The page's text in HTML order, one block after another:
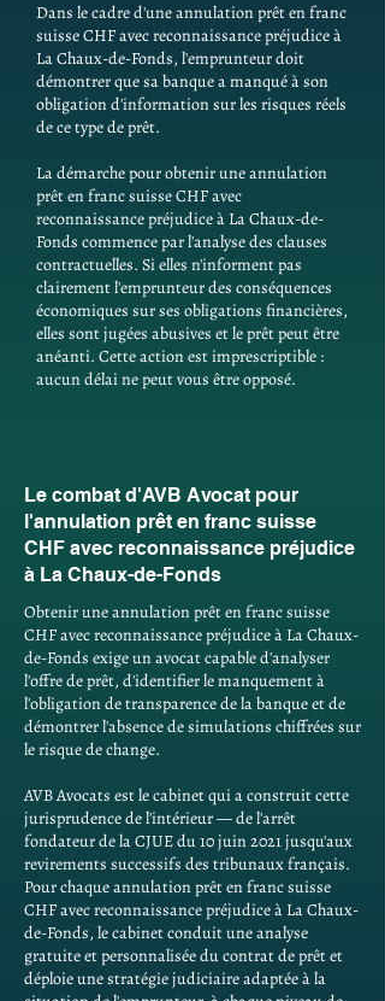
Dans le cadre d'une annulation prêt en franc
suisse CHF avec reconnaissance préjudice à
La Chaux-de-Fonds, l'emprunteur doit
démontrer que sa banque a manqué à son
obligation d'information sur les risques réels
de ce type de prêt.
La démarche pour obtenir une annulation
prêt en franc suisse CHF avec
reconnaissance préjudice à La Chaux-de-
Fonds commence par l'analyse des clauses
contractuelles. Si elles n'informent pas
clairement l'emprunteur des conséquences
économiques sur ses obligations financières,
elles sont jugées abusives et le prêt peut être
anéanti. Cette action est imprescriptible :
aucun délai ne peut vous être opposé.
Le combat d'AVB Avocat pour
l'annulation prêt en franc suisse
CHF avec reconnaissance préjudice
à La Chaux-de-Fonds
Obtenir une annulation prêt en franc suisse
CHF avec reconnaissance préjudice à La Chaux-
de-Fonds exige un avocat capable d'analyser
l'offre de prêt, d'identifier le manquement à
l'obligation de transparence de la banque et de
démontrer l'absence de simulations chiffrées sur
le risque de change.
AVB Avocats est le cabinet qui a construit cette
jurisprudence de l'intérieur — de l'arrêt
fondateur de la CJUE du 10 juin 2021 jusqu'aux
revirements successifs des tribunaux français.
Pour chaque annulation prêt en franc suisse
CHF avec reconnaissance préjudice à La Chaux-
de-Fonds, le cabinet conduit une analyse
gratuite et personnalisée du contrat de prêt et
déploie une stratégie judiciaire adaptée à la